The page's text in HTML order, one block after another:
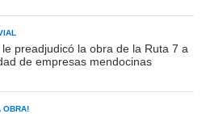
preadjudicó la obra de la Ruta 7 a
de empresas mendocinas
OBRA!